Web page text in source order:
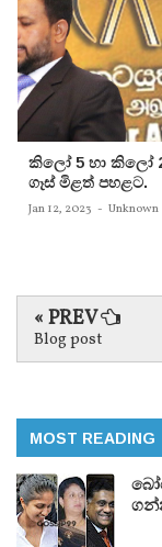
කිලෝ 5 හා කිලෝ
ගෑස් මිළත් පහළට.
Jan 12, 2023 - Unknown
« PREV
Blog post
MOST READING